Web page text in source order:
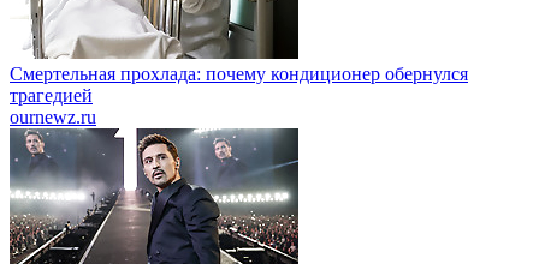
Смертельная прохлада: почему кондиционер обернулся
трагедией
ournewz.ru